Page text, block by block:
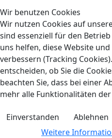
Wir benutzen Cookies
Wir nutzen Cookies auf
sind essenziell für den
uns helfen, diese Website
verbessern (Tracking
entscheiden, ob Sie die
beachten Sie, dass bei einer
mehr alle Funktionalitäten
Einverstanden
Ablehnen
Weitere